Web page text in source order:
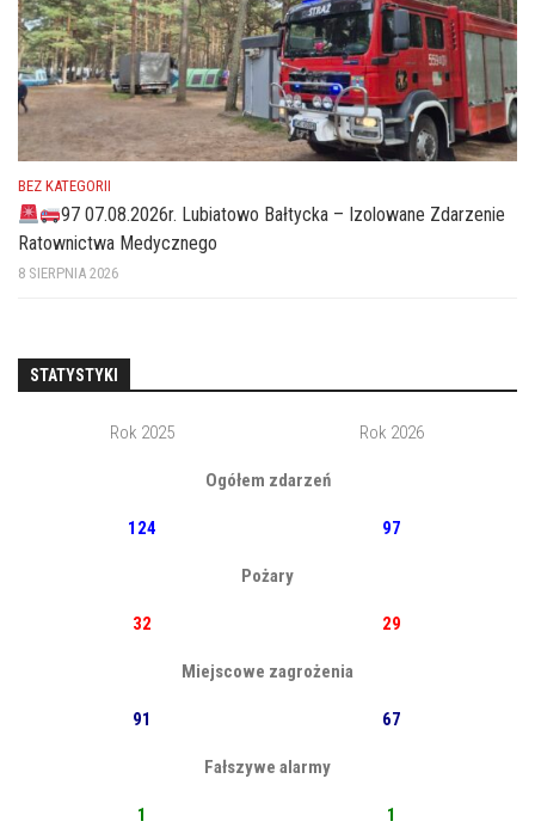
BEZ KATEGORII
97 07.08.2026r. Lubiatowo Bałtycka – Izolowane Zdarzenie
Ratownictwa Medycznego
8 SIERPNIA 2026
STATYSTYKI
Rok 2025 Rok 2026
Ogółem zdarzeń
124 97
Pożary
32 29
Miejscowe zagrożenia
91 67
Fałszywe alarmy
1 1